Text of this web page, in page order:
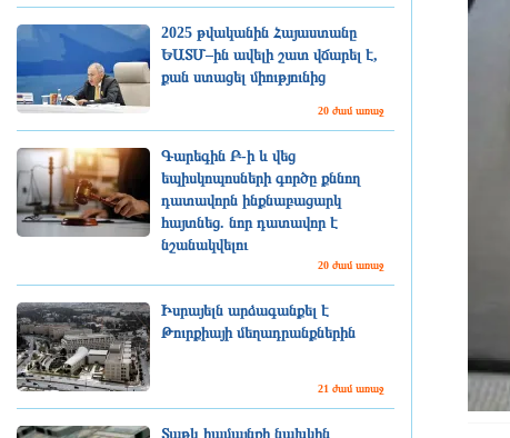
2025 թվականին Հայաստանը
ԵԱՏՄ–ին ավելի շատ վճարել է,
քան ստացել միությունից
20 ժամ առաջ
Գարեգին Բ-ի և վեց
եպիսկոպոսների գործը քննող
դատավորն ինքնաբացարկ
հայտնեց. նոր դատավոր է
նշանակվելու
20 ժամ առաջ
Իսրայելն արձագանքել է
Թուրքիայի մեղադրանքներին
21 ժամ առաջ
Տաթև համայնքի նախկին